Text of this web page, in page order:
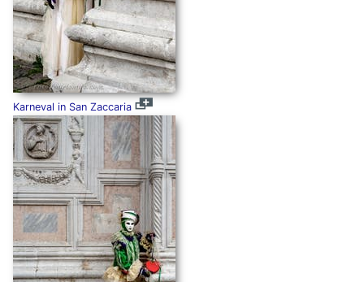
Karneval in San Zaccaria